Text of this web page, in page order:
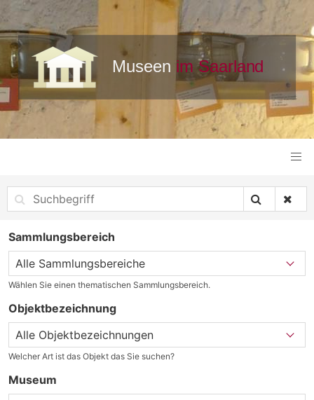
Sammlungsbereich
Wählen Sie einen thematischen Sammlungsbereich.
Objektbezeichnung
Welcher Art ist das Objekt das Sie suchen?
Museum